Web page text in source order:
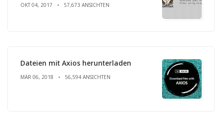
OKT 04, 2017 57,673 ANSICHTEN
Dateien mit Axios herunterladen
MÄR 06, 2018 56,594 ANSICHTEN